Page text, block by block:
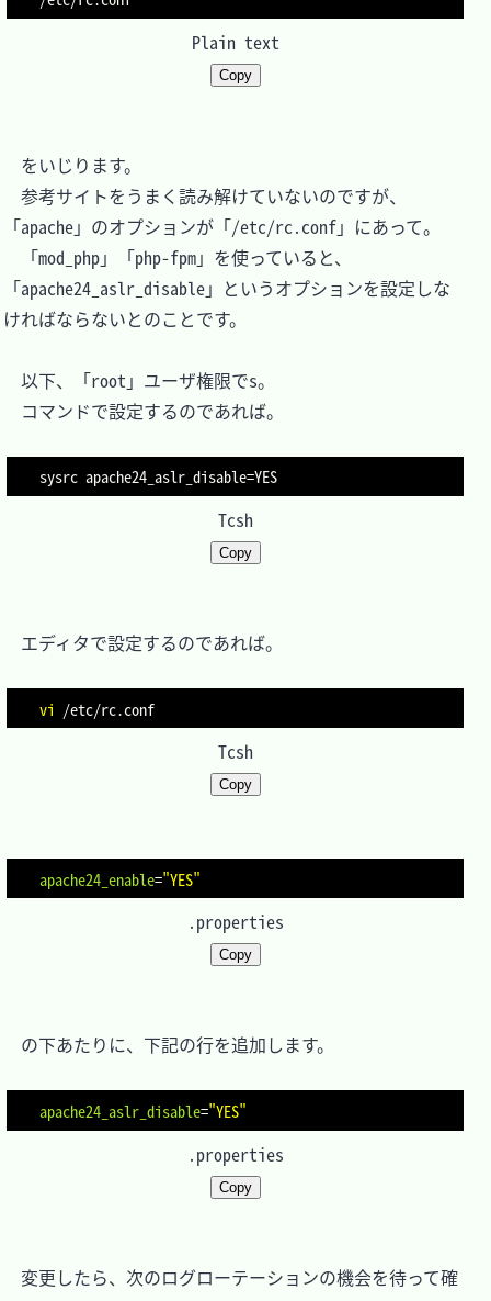
Plain text
Copy
をいじります。
参考サイトをうまく読み解けていないのですが、
「apache」のオプションが「/etc/rc.conf」にあって。
「mod_php」「php-fpm」を使っていると、
「apache24_aslr_disable」というオプションを設定しな
ければならないとのことです。
以下、「root」ユーザ権限でs。
コマンドで設定するのであれば。
sysrc apache24_aslr_disable=
Tcsh
Copy
エディタで設定するのであれば。
vi
Tcsh
Copy
apache24_enable="YES"
.properties
Copy
の下あたりに、下記の行を追加します。
apache24_aslr_disable="YES"
.properties
Copy
変更したら、次のログローテーションの機会を待って確